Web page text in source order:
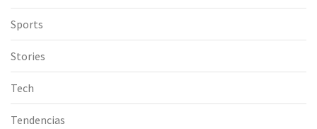
Sports
Stories
Tech
Tendencias